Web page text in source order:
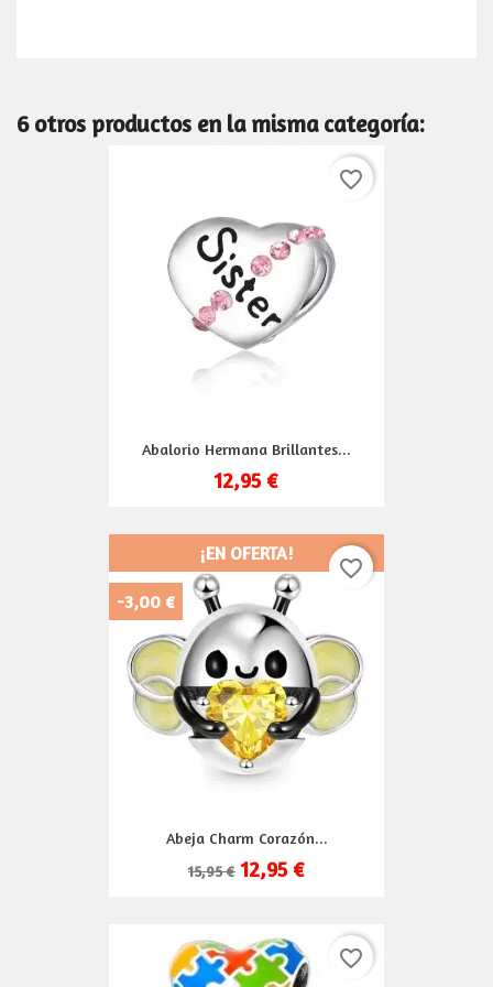
6 otros productos en la misma categoría:
Abalorio Hermana Brillantes...
12,95 €
favorite_border
Abeja Charm Corazón...
15,95 € 12,95 €
¡EN OFERTA!
-3,00 €
favorite_border
favorite_border